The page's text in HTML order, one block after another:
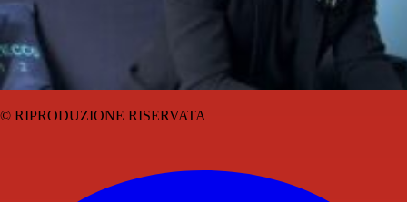
© RIPRODUZIONE RISERVATA